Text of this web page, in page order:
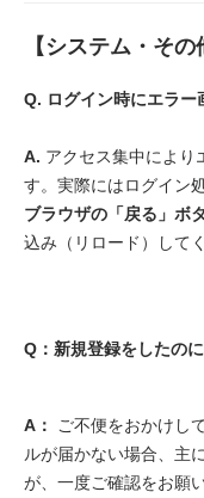
【システム・その
Q. ログイン時にエラー
A. アクセス集中により
す。実際にはログイン
ブラウザの「戻る」ボ
込み（リロード）して
Q：新規登録をしたの
A：
ご不便をおかけし
ルが届かない場合、主
が、一度ご確認をお願